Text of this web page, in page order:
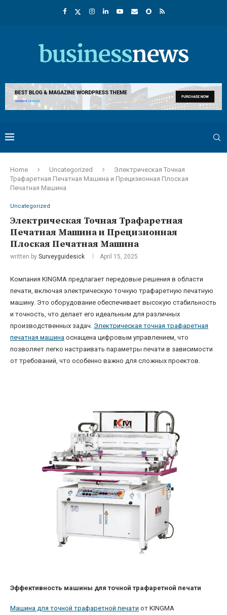
Home Uncategorized
Электрическая Точная
Трафаретная Печатная Машина и Прецизионная Плоская
Печатная Машина
Uncategorized
Электрическая Точная Трафаретная
Печатная Машина и Прецизионная
Плоская Печатная Машина
written by Surveyguidesick April 15, 2025
Компания KINGMA предлагает передовые решения в области
печати, включая электрическую точную трафаретную печатную
машину. Это оборудование обеспечивает высокую стабильность
и точность, что делает его идеальным для различных
производственных задач. Электрическая точная трафаретная
печатная машина оснащена цифровым управлением, что
позволяет легко настраивать параметры печати в зависимости
от требований, что особенно важно для сложных проектов.
Эффективность машины для точной трафаретной печати
Машина для точной трафаретной печати от KINGMA